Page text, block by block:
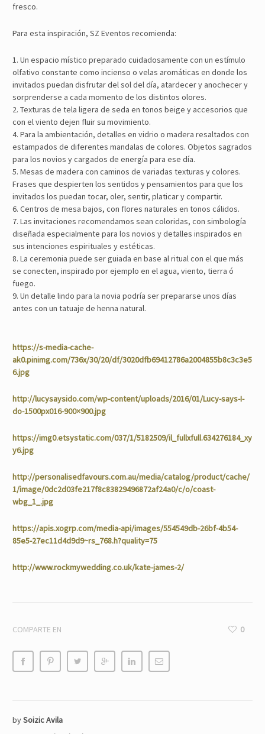
fresco.
Para esta inspiración, SZ Eventos recomienda:
1. Un espacio místico preparado cuidadosamente con un estímulo
olfativo constante como incienso o velas aromáticas en donde los
invitados puedan disfrutar del sol del día, atardecer y anochecer y
sorprenderse a cada momento de los distintos olores.
2. Texturas de tela ligera de seda en tonos beige y accesorios que
con el viento dejen fluir su movimiento.
4. Para la ambientación, detalles en vidrio o madera resaltados con
estampados de diferentes mandalas de colores. Objetos sagrados
para los novios y cargados de energía para ese día.
5. Mesas de madera con caminos de variadas texturas y colores.
Frases que despierten los sentidos y pensamientos para que los
invitados los puedan tocar, oler, sentir, platicar y compartir.
6. Centros de mesa bajos, con flores naturales en tonos cálidos.
7. Las invitaciones recomendamos sean coloridas, con simbología
diseñada especialmente para los novios y detalles inspirados en
sus intenciones espirituales y estéticas.
8. La ceremonia puede ser guiada en base al ritual con el que más
se conecten, inspirado por ejemplo en el agua, viento, tierra ó
fuego.
9. Un detalle lindo para la novia podría ser prepararse unos días
antes con un tatuaje de henna natural.
https://s-media-cache-
ak0.pinimg.com/736x/30/20/df/3020dfb69412786a2004855b8c3c3e5
6.jpg
http://lucysaysido.com/wp-content/uploads/2016/01/Lucy-says-I-
do-1500px016-900×900.jpg
https://img0.etsystatic.com/037/1/5182509/il_fullxfull.634276184_xy
y6.jpg
http://personalisedfavours.com.au/media/catalog/product/cache/
1/image/0dc2d03fe217f8c83829496872af24a0/c/o/coast-
wbg_1_.jpg
https://apis.xogrp.com/media-api/images/554549db-26bf-4b54-
85e5-27ec11d4d9d9~rs_768.h?quality=75
http://www.rockmywedding.co.uk/kate-james-2/
COMPARTE EN 0
bySoizic Avila